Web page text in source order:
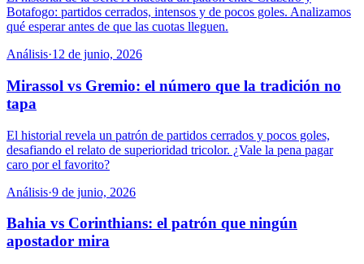
Botafogo: partidos cerrados, intensos y de pocos goles. Analizamos
qué esperar antes de que las cuotas lleguen.
Análisis·12 de junio, 2026
Mirassol vs Gremio: el número que la tradición no
tapa
El historial revela un patrón de partidos cerrados y pocos goles,
desafiando el relato de superioridad tricolor. ¿Vale la pena pagar
caro por el favorito?
Análisis·9 de junio, 2026
Bahia vs Corinthians: el patrón que ningún
apostador mira